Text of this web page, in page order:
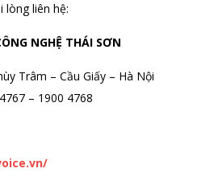
lòng liên hệ:
NGHỆ THÁI SƠN
Trâm – Cầu Giấy – Hà Nội
– 1900 4768